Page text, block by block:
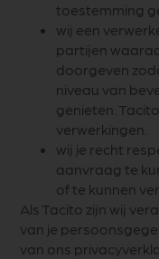
toestemming
wij een
partijen
doorgeven
niveau van
genieten.
verwerkingen.
wij je recht
aanvraag te
of te kunnen
Als Tacito zijn wij
van je
van ons